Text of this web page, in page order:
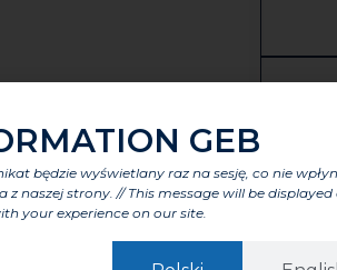
GEB
będzie wyświetlany raz na sesję, co nie
z naszej strony. // This message will be
your experience on our site.